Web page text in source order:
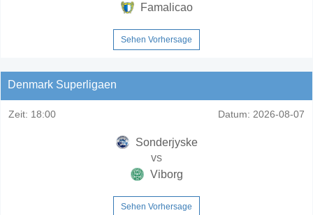
Famalicao
Sehen Vorhersage
Denmark Superligaen
Zeit: 18:00 Datum: 2026-08-07
Sonderjyske
vs
Viborg
Sehen Vorhersage